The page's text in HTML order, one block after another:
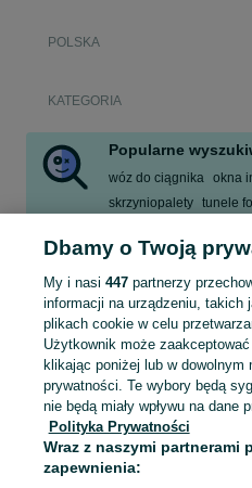
POLSKA
KATEGORIA
Popularne
wóz do ciągnika okna
skrzyniopalety tunele
Zobacz Więcej
Mapa kategorii
Mapa miejscowości
Mapa ministron
Popularne wyszukiwania
Dbamy o Twoją
My i nasi 447partnerzy
informacji na urządzeniu, takich
plikach cookie w celu
Użytkownik może
klikając poniżej lub w
prywatności. Te wybory będą
nie będą miały wpływu na dane
Polityka Prywatności
Wraz z naszymi partnerami
zapewnienia: